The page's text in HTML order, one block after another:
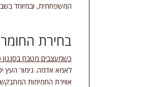
המשפחתית, ובמיוחד
בחירת
כשמעצבים מטבח בסגנון
לאמא אדמה. גימור העץ
אווירת החמימות